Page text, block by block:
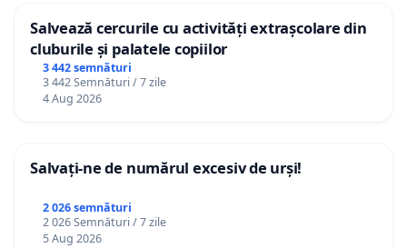
Salvează cercurile cu activități extrașcolare din
cluburile și palatele copiilor
3 442 semnături
3 442 Semnături / 7 zile
4 Aug 2026
Salvați-ne de numărul excesiv de urși!
2 026 semnături
2 026 Semnături / 7 zile
5 Aug 2026